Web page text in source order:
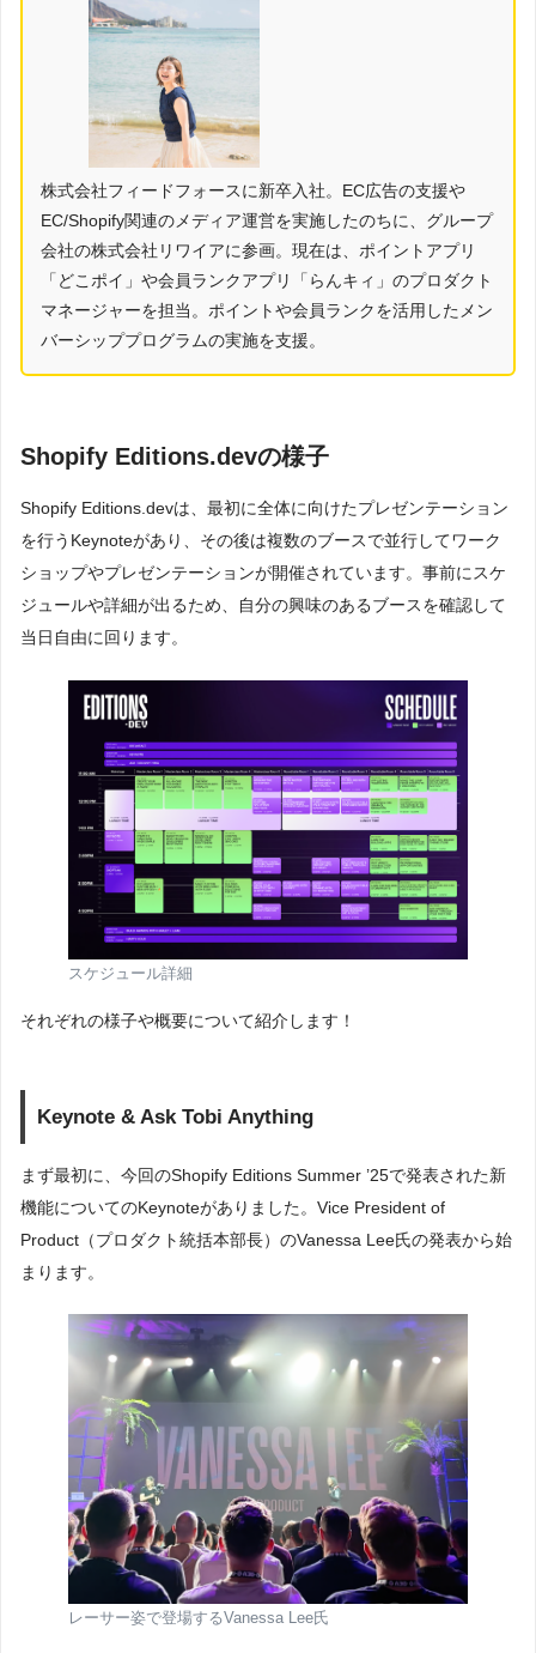
株式会社フィードフォースに新卒入社。EC広告の支援や
EC/Shopify関連のメディア運営を実施したのちに、グループ
会社の株式会社リワイアに参画。現在は、ポイントアプリ
「どこポイ」や会員ランクアプリ「らんキィ」のプロダクト
マネージャーを担当。ポイントや会員ランクを活用したメン
バーシッププログラムの実施を支援。
Shopify Editions.devの様子
Shopify Editions.devは、最初に全体に向けたプレゼンテーション
を行うKeynoteがあり、その後は複数のブースで並行してワーク
ショップやプレゼンテーションが開催されています。事前にスケ
ジュールや詳細が出るため、自分の興味のあるブースを確認して
当日自由に回ります。
スケジュール詳細
それぞれの様子や概要について紹介します！
Keynote & Ask Tobi Anything
まず最初に、今回のShopify Editions Summer ’25で発表された新
機能についてのKeynoteがありました。Vice President of
Product（プロダクト統括本部長）のVanessa Lee氏の発表から始
まります。
レーサー姿で登場するVanessa Lee氏